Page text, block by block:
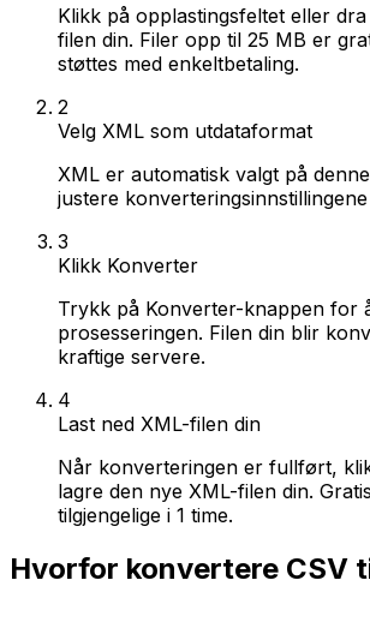
Klikk på opplastingsfeltet eller
filen din. Filer opp til 25 MB er
støttes med enkeltbetaling.
2
Velg XML som utdataformat
XML er automatisk valgt på
justere
3
Klikk Konverter
Trykk på Konverter-knappen for
prosesseringen. Filen din blir
kraftige servere.
4
Last ned XML-filen din
Når konverteringen er fullført,
lagre den nye XML-filen din.
tilgjengelige i 1 time.
Hvorfor konvertere CSV